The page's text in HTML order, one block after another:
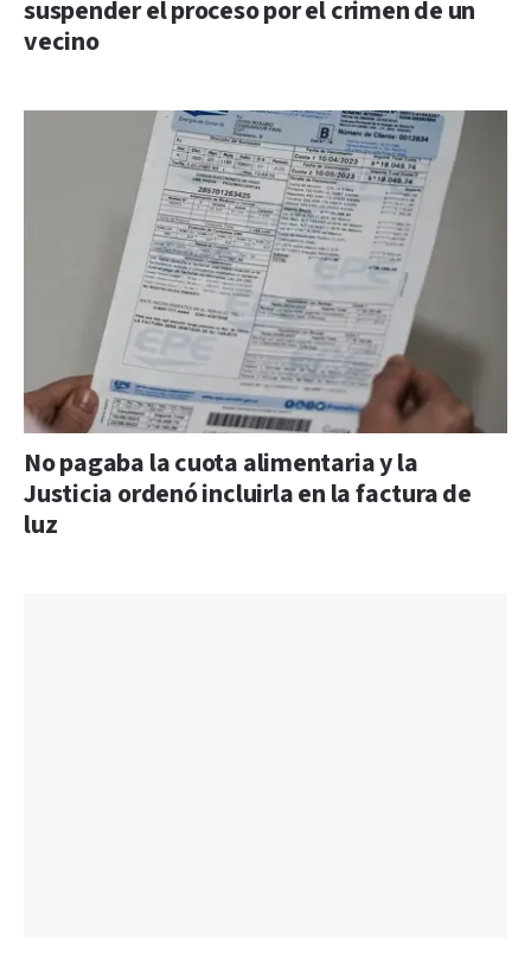
suspender el proceso por el crimen de un
vecino
No pagaba la cuota alimentaria y la
Justicia ordenó incluirla en la factura de
luz